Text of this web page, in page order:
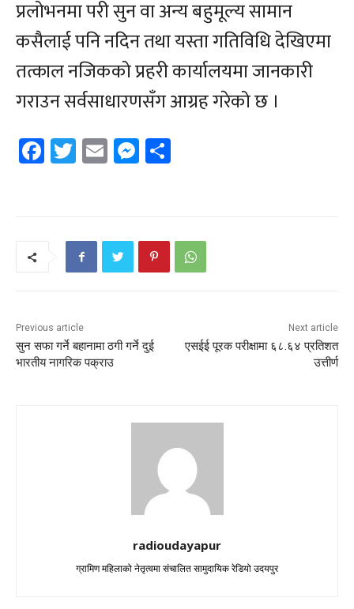
प्रलोभनमा परी सुन वा अन्य बहुमूल्य सामान
कसैलाई पनि नदिन तथा यस्ता गतिविधि देखिएमा
तत्काल नजिकको प्रहरी कार्यालयमा जानकारी
गराउन सर्वसाधारणसँग आग्रह गरेको छ ।
Facebook
Twitter
EmailMessenger
Previous article
सुन सफा गर्ने बहानामा ठगी गर्ने दुई
भारतीय नागरिक पक्राउ
Next article
एसईई पूरक परीक्षामा ६८.६४ प्रतिशत
उत्तीर्ण
radioudayapur
ग्रामिण महिलाको नेतृत्वमा संचालित सामुदायिक रेडियो उदयपुर